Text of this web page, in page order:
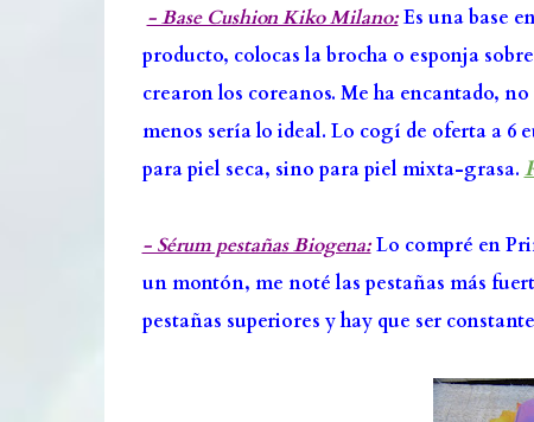
- Base Cushion Kiko Milano:Es una base
producto, colocas la brocha o esponja
crearon los coreanos. Me ha encantado,
menos sería lo ideal. Lo cogí de oferta a 6
para piel seca, sino para piel mixta-grasa.
- Sérum pestañas Biogena:Lo compré en
un montón, me noté las pestañas más
pestañas superiores y hay que ser